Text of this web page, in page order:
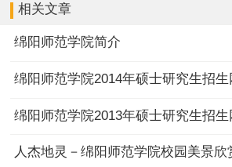
相关文章
绵阳师范学院简介
人杰地灵－绵阳师范学院校园美景欣